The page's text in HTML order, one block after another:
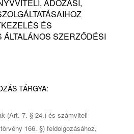
ADÓZÁSI,
ÉS
ÁLTALÁNOS SZERZŐDÉSI
TÁRGYA:
(Art. 7. § 24.) és számviteli
166. §) feldolgozásához,